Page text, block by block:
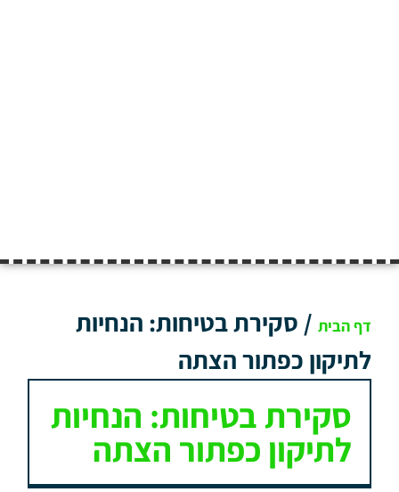
דף הבית / סקירת בטיחות: הנחיות
לתיקון כפתור הצתה
סקירת בטיחות: הנחיות
לתיקון כפתור הצתה